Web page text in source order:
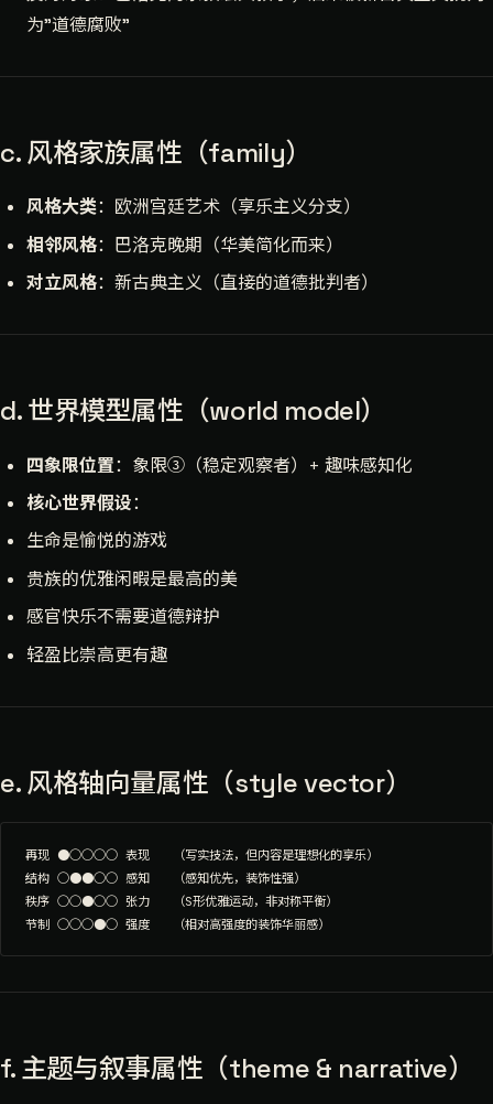
为"道德腐败"
c. 风格家族属性（family）
风格大类：欧洲宫廷艺术（享乐主义分支）
相邻风格：巴洛克晚期（华美简化而来）
对立风格：新古典主义（直接的道德批判者）
d. 世界模型属性（world model）
四象限位置：象限③（稳定观察者）+ 趣味感知化
核心世界假设：
生命是愉悦的游戏
贵族的优雅闲暇是最高的美
感官快乐不需要道德辩护
轻盈比崇高更有趣
e. 风格轴向量属性（style vector）
再现 ●○○○○ 表现   （写实技法，但内容是理想化的享乐）
结构 ○●●○○ 感知   （感知优先，装饰性强）
秩序 ○○●○○ 张力   （S形优雅运动，非对称平衡）
f. 主题与叙事属性（theme & narrative）